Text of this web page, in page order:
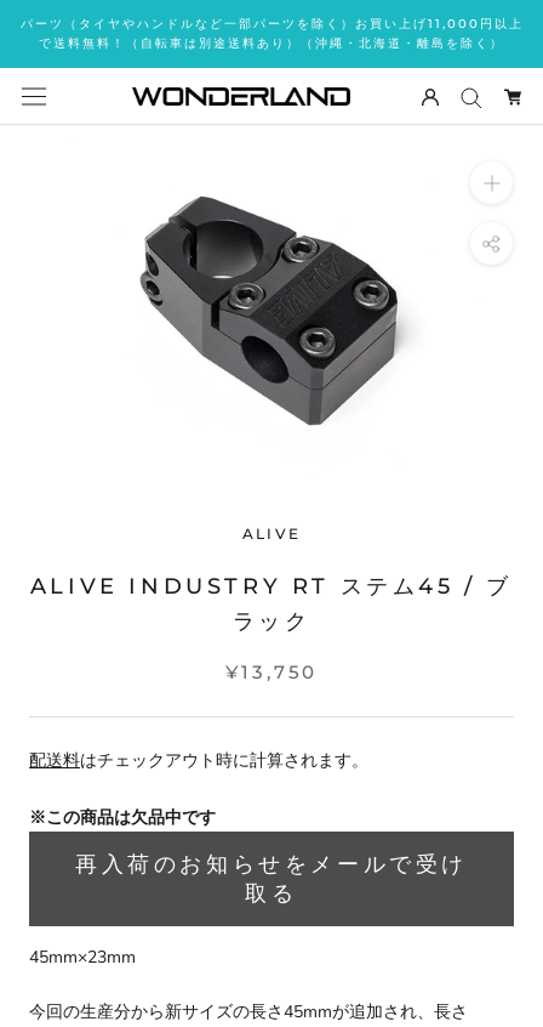
ッ
し
パーツ（タイヤやハンドルなど一部パーツを除く）お買い上げ11,000円以上
で送料無料！（自転車は別途送料あり）（沖縄・北海道・離島を除く）
ALIVE
ALIVE INDUSTRY RT ステム45 / ブ
ラック
¥13,750
配送料はチェックアウト時に計算されます。
※この商品は欠品中です
再入荷のお知らせをメールで受け
取る
45mm×23mm
今回の生産分から新サイズの長さ45mmが追加され、長さ